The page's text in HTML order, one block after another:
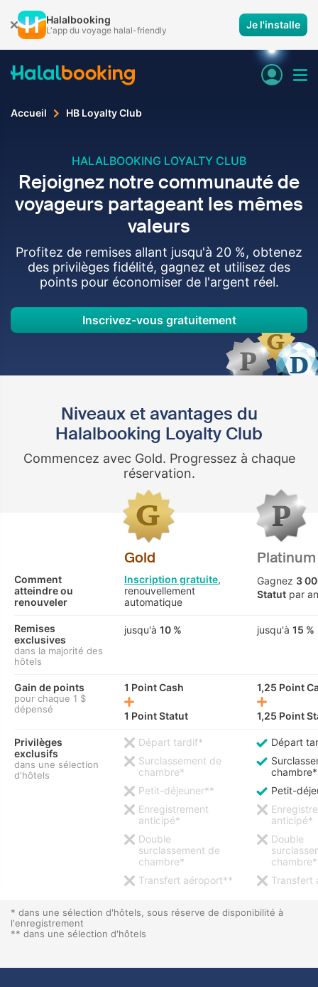
Halalbooking
L'app du voyage halal-friendly Je l'installe
Accueil HB Loyalty Club
HALALBOOKING LOYALTY CLUB
Rejoignez notre communauté de
voyageurs partageant les mêmes
valeurs
Profitez de remises allant jusqu'à 20 %, obtenez
des privilèges fidélité, gagnez et utilisez des
points pour économiser de l'argent réel.
Inscrivez-vous gratuitement
Niveaux et avantages du
Halalbooking Loyalty Club
Commencez avec Gold. Progressez à chaque
réservation.
Comment
atteindre ou
renouveler
Remises
exclusives
dans la majorité des
hôtels
Gain de points
pour chaque 1 $
dépensé
Privilèges
exclusifs
dans une sélection
d'hôtels
Gold
Inscription gratuite,
renouvellement
automatique
jusqu'à 10 %
1 Point Cash
1 Point Statut
Départ tardif*
Surclassement de
chambre*
Petit-déjeuner**
Enregistrement
anticipé*
Double
surclassement de
chambre*
Transfert aéroport**
Platinum
Gagnez 3
Statutpar an
jusqu'à 15 %
1,25 Point
1,25 Point
Départ
chambre*
Petit-
anticipé*
Double
chambre*
Transfert
* dans une sélection d'hôtels, sous réserve de disponibilité à
l'enregistrement
** dans une sélection d'hôtels